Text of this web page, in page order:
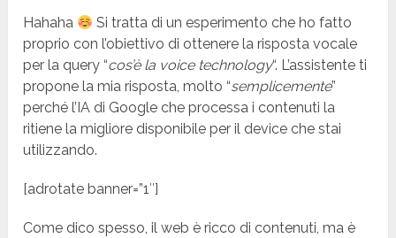
Hahaha
Si tratta di un esperimento che ho fatto
proprio con l’obiettivo di ottenere la risposta vocale
per la query “cos’è la voice technology“. L’assistente ti
propone la mia risposta, molto “semplicemente”
perché l’IA di Google che processa i contenuti la
ritiene la migliore disponibile per il device che stai
utilizzando.
[adrotate banner=”1″]
Come dico spesso, il web è ricco di contenuti, ma è